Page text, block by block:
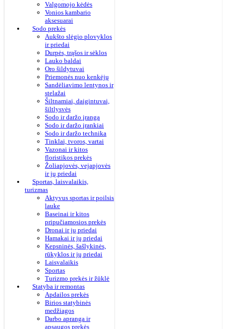
Valgomojo kėdės
Vonios kambario
aksesuarai
Sodo prekės
Aukšto slėgio plovyklos
ir priedai
Durpės, trąšos ir sėklos
Lauko baldai
Oro šildytuvai
Priemonės nuo kenkėjų
Sandėliavimo lentynos ir
stelažai
Šiltnamiai, daigintuvai,
šiltlysvės
Sodo ir daržo įranga
Sodo ir daržo įrankiai
Sodo ir daržo technika
Tinklai, tvoros, vartai
Vazonai ir kitos
floristikos prekės
Žoliapjovės, vejapjovės
ir jų priedai
Sportas, laisvalaikis,
turizmas
Aktyvus sportas ir poilsis
lauke
Baseinai ir kitos
pripučiamosios prekės
Dronai ir jų priedai
Hamakai ir jų priedai
Kepsninės, šašlykinės,
rūkyklos ir jų priedai
Laisvalaikis
Sportas
Turizmo prekės ir žūklė
Statyba ir remontas
Apdailos prekės
Birios statybinės
medžiagos
Darbo apranga ir
apsaugos prekės